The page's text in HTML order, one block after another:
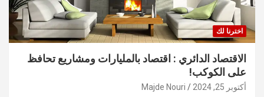
اخترنا لك
الاقتصاد الدائري : اقتصاد بالمليارات ومشاريع تحافظ
على الكوكب!
أكتوبر 25, 2024 Majde Nouri